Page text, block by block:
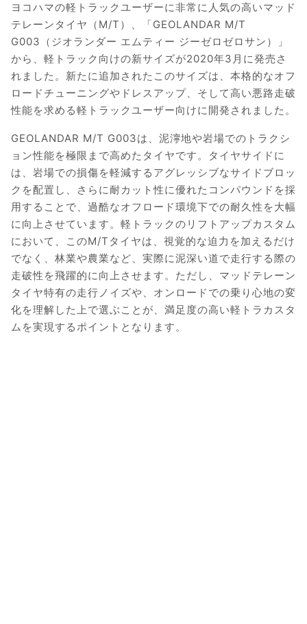
ヨコハマの軽トラックユーザーに非常に人気の高いマッド
テレーンタイヤ（M/T）、「GEOLANDAR M/T
G003（ジオランダー エムティー ジーゼロゼロサン）」
から、軽トラック向けの新サイズが2020年3月に発売さ
れました。新たに追加されたこのサイズは、本格的なオフ
ロードチューニングやドレスアップ、そして高い悪路走破
性能を求める軽トラックユーザー向けに開発されました。
GEOLANDAR M/T G003は、泥濘地や岩場でのトラクシ
ョン性能を極限まで高めたタイヤです。タイヤサイドに
は、岩場での損傷を軽減するアグレッシブなサイドブロッ
クを配置し、さらに耐カット性に優れたコンパウンドを採
用することで、過酷なオフロード環境下での耐久性を大幅
に向上させています。軽トラックのリフトアップカスタム
において、このM/Tタイヤは、視覚的な迫力を加えるだけ
でなく、林業や農業など、実際に泥深い道で走行する際の
走破性を飛躍的に向上させます。ただし、マッドテレーン
タイヤ特有の走行ノイズや、オンロードでの乗り心地の変
化を理解した上で選ぶことが、満足度の高い軽トラカスタ
ムを実現するポイントとなります。